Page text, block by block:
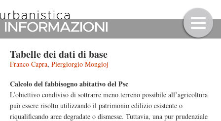
Tabelle dei dati di base
Franco Capra, Piergiorgio Mongioj
Calcolo del fabbisogno abitativo del Psc
L’obiettivo condiviso di sottrarre meno terreno possibile all’agricoltura
può essere risolto utilizzando il patrimonio edilizio esistente o
riqualificando aree degradate o dismesse. Tuttavia, una pur prudenziale